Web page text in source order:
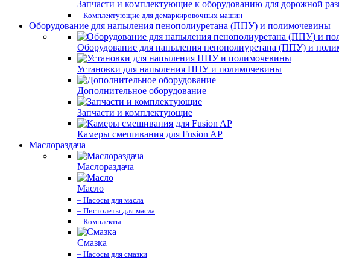
Запчасти и комплектующие к оборудованию для дорожной
– Комплектующие для демаркировочных машин
Оборудование для напыления пенополиуретана (ППУ) и полимочевины
Оборудование для напыления пенополиуретана (ППУ) и
Установки для напыления ППУ и полимочевины
Дополнительное оборудование
Запчасти и комплектующие
Камеры смешивания для Fusion AP
Маслораздача
Маслораздача
Масло
– Насосы для масла
– Пистолеты для масла
– Комплекты
Смазка
– Насосы для смазки